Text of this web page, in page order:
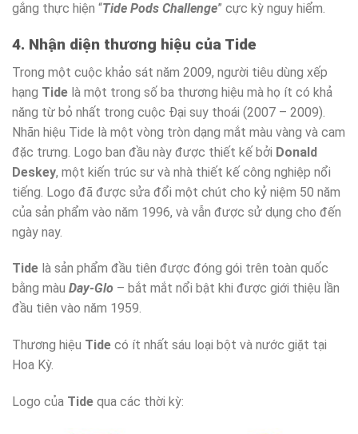
gắng thực hiện “Tide Pods Challenge” cực kỳ nguy hiểm.
4. Nhận diện thương hiệu của Tide
Trong một cuộc khảo sát năm 2009, người tiêu dùng xếp
hạng Tide là một trong số ba thương hiệu mà họ ít có khả
năng từ bỏ nhất trong cuộc Đại suy thoái (2007 – 2009).
Nhãn hiệu Tide là một vòng tròn dạng mắt màu vàng và cam
đặc trưng. Logo ban đầu này được thiết kế bởi Donald
Deskey, một kiến trúc sư và nhà thiết kế công nghiệp nổi
tiếng. Logo đã được sửa đổi một chút cho kỷ niệm 50 năm
của sản phẩm vào năm 1996, và vẫn được sử dụng cho đến
ngày nay.
Tide là sản phẩm đầu tiên được đóng gói trên toàn quốc
bằng màu Day-Glo – bắt mắt nổi bật khi được giới thiệu lần
đầu tiên vào năm 1959.
Thương hiệu Tide có ít nhất sáu loại bột và nước giặt tại
Hoa Kỳ.
Logo của Tide qua các thời kỳ: